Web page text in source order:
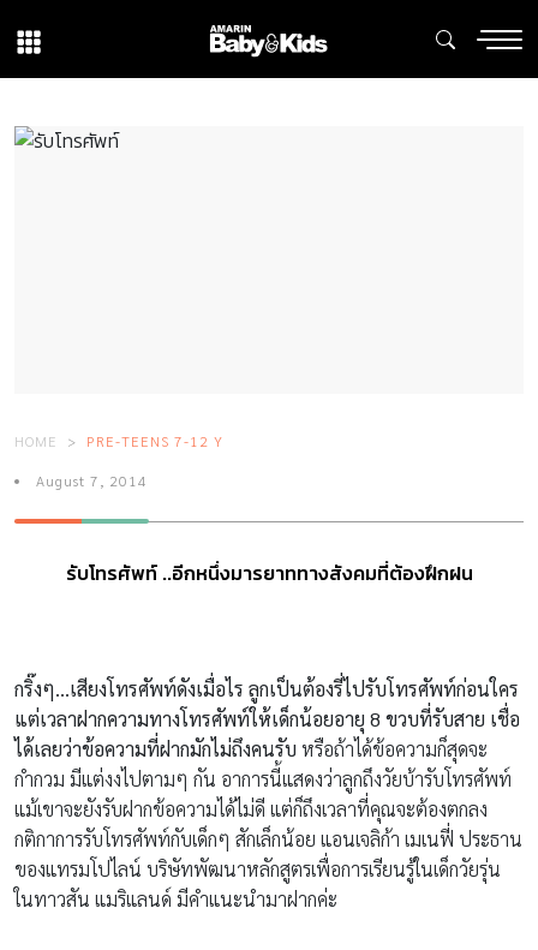
HOME PRE-TEENS 7-12 Y
August 7, 2014
รับโทรศัพท์ ..อีกหนึ่งมารยาททางสังคมที่ต้องฝึกฝน
กริ๊งๆ…เสียงโทรศัพท์ดังเมื่อไร ลูกเป็นต้องรี่ไปรับโทรศัพท์ก่อนใคร
แต่เวลาฝากความทางโทรศัพท์ให้เด็กน้อยอายุ 8 ขวบที่รับสาย เชื่อ
ได้เลยว่าข้อความที่ฝากมักไม่ถึงคนรับ หรือถ้าได้ข้อความก็สุดจะ
กำกวม มีแต่งงไปตามๆ กัน อาการนี้แสดงว่าลูกถึงวัยบ้ารับโทรศัพท์
แม้เขาจะยังรับฝากข้อความได้ไม่ดี แต่ก็ถึงเวลาที่คุณจะต้องตกลง
กติกาการรับโทรศัพท์กับเด็กๆ สักเล็กน้อย แอนเจลิก้า เมเนฟี่ ประธาน
ของแทรมโปไลน์ บริษัทพัฒนาหลักสูตรเพื่อการเรียนรู้ในเด็กวัยรุ่น
ในทาวสัน แมริแลนด์ มีคำแนะนำมาฝากค่ะ